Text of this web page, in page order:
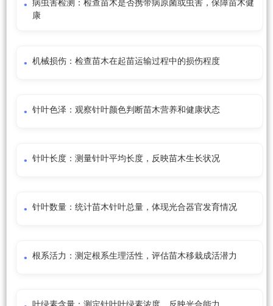
病虫害检测：检查苗木是否携带病原菌或虫害，保障苗木健
康
机械损伤：检查苗木在起苗运输过程中的损伤程度
针叶色泽：观察针叶颜色判断苗木营养和健康状态
针叶长度：测量针叶平均长度，反映苗木生长状况
针叶数量：统计苗木针叶总量，体现光合器官发育情况
根系活力：测定根系生理活性，评估苗木移栽成活潜力